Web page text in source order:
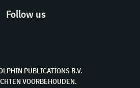
Follow us
PUBLICATIONS B.V.
VOORBEHOUDEN.